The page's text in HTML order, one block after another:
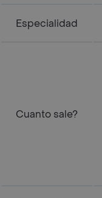
Especialidad
Cuanto sale?